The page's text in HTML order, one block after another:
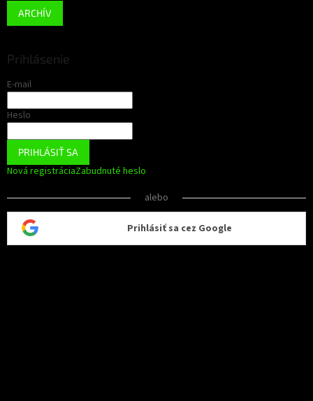
ARCHÍV
Prihlásenie
E-mail
Heslo
PRIHLÁSIŤ SA
Nová registráciaZabudnuté heslo
alebo
Prihlásiť sa cez Google